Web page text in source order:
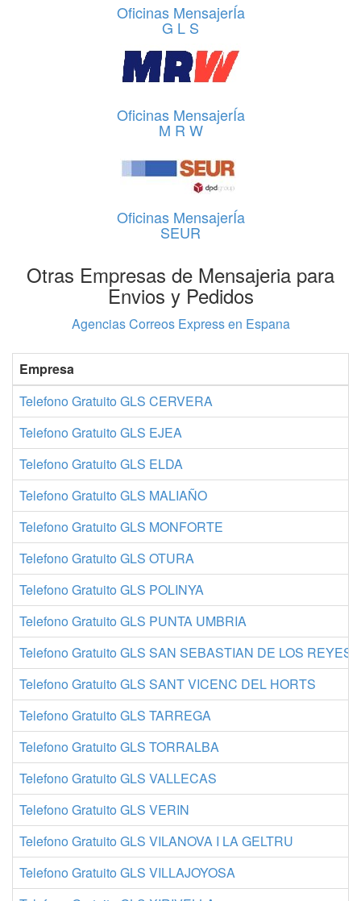
Oficinas MensajerÍa
G L S
Oficinas MensajerÍa
M R W
Oficinas MensajerÍa
SEUR
Otras Empresas de Mensajeria para
Envios y Pedidos
Agencias Correos Express en Espana
Empresa
Telefono Gratuito GLS CERVERA
Telefono Gratuito GLS EJEA
Telefono Gratuito GLS ELDA
Telefono Gratuito GLS MALIAÑO
Telefono Gratuito GLS MONFORTE
Telefono Gratuito GLS OTURA
Telefono Gratuito GLS POLINYA
Telefono Gratuito GLS PUNTA UMBRIA
Telefono Gratuito GLS SAN SEBASTIAN DE LOS REYES
Telefono Gratuito GLS SANT VICENC DEL HORTS
Telefono Gratuito GLS TARREGA
Telefono Gratuito GLS TORRALBA
Telefono Gratuito GLS VALLECAS
Telefono Gratuito GLS VERIN
Telefono Gratuito GLS VILANOVA I LA GELTRU
Telefono Gratuito GLS VILLAJOYOSA